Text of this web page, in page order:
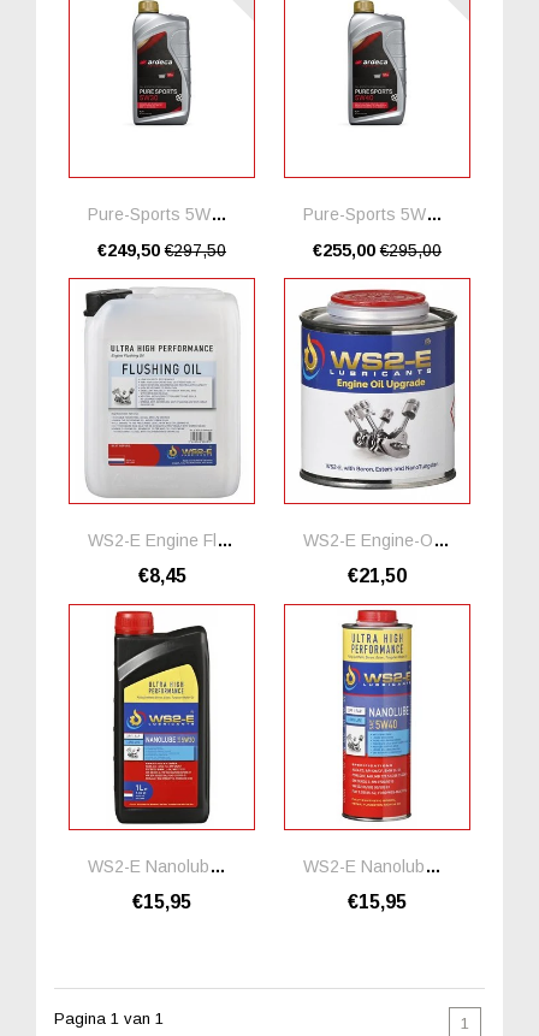
Pure-Sports 5W30 Ester * 20 Liter
€249,50€297,50
Pure-Sports 5W40 Ester
€255,00€295,00
WS2-E Engine Flushing Oil *1 Liter
€8,45
WS2-E Engine-Oil-Upgrade Motorolie Additief
€21,50
WS2-E Nanolube 5W30 *1 Liter
€15,95
WS2-E Nanolube 5W40 * 1 Liter
€15,95
Pagina 1 van 1 1